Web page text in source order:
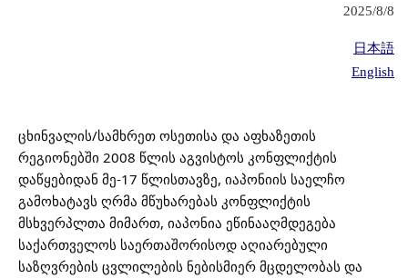
2025/8/8
日本語
English
ცხინვალის/სამხრეთ ოსეთისა და აფხაზეთის
რეგიონებში 2008 წლის აგვისტოს კონფლიქტის
დაწყებიდან მე-17 წლისთავზე, იაპონიის საელჩო
გამოხატავს ღრმა მწუხარებას კონფლიქტის
მსხვერპლთა მიმართ, იაპონია ეწინააღმდეგება
საქართველოს საერთაშორისოდ აღიარებული
საზღვრების ცვლილების ნებისმიერ მცდელობას და